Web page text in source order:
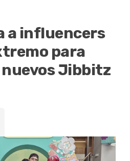
a influencers
para
Jibbitz